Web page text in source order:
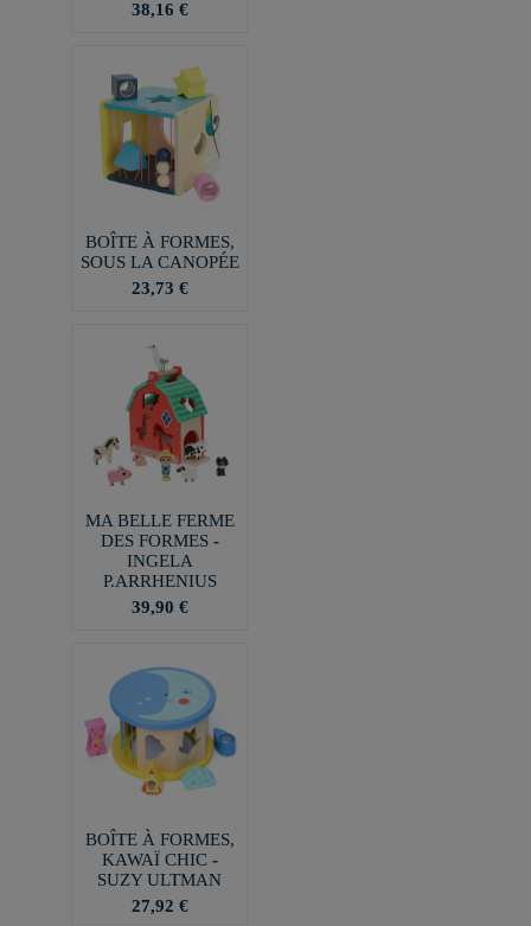
38,16 €
BOÎTE À FORMES,
SOUS LA CANOPÉE
23,73 €
MA BELLE FERME
DES FORMES -
INGELA
P.ARRHENIUS
39,90 €
BOÎTE À FORMES,
KAWAÏ CHIC -
SUZY ULTMAN
27,92 €